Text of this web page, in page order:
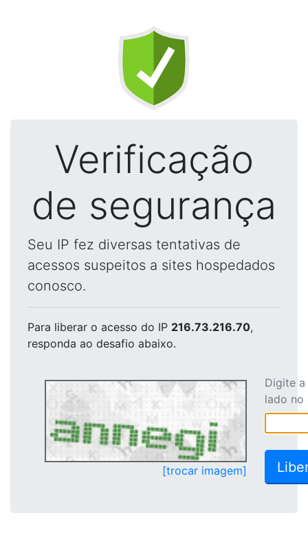
Verificação
de segurança
Seu IP fez diversas tentativas de
acessos suspeitos a sites hospedados
conosco.
Para liberar o acesso do IP 216.73.216.70,
responda ao desafio abaixo.
[trocar imagem]
Digite
lado no